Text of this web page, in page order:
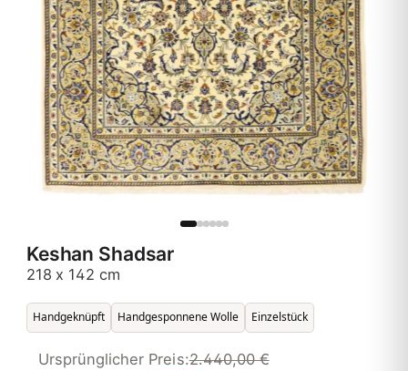
Keshan Shadsar
218 x 142 cm
Handgeknüpft Handgesponnene Wolle Einzelstück
Ursprünglicher Preis:2.440,00 €